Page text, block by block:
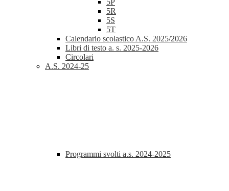
5P
5R
5S
5T
Calendario scolastico A.S. 2025/2026
Libri di testo a. s. 2025-2026
Circolari
A.S. 2024-25
Programmi svolti a.s. 2024-2025